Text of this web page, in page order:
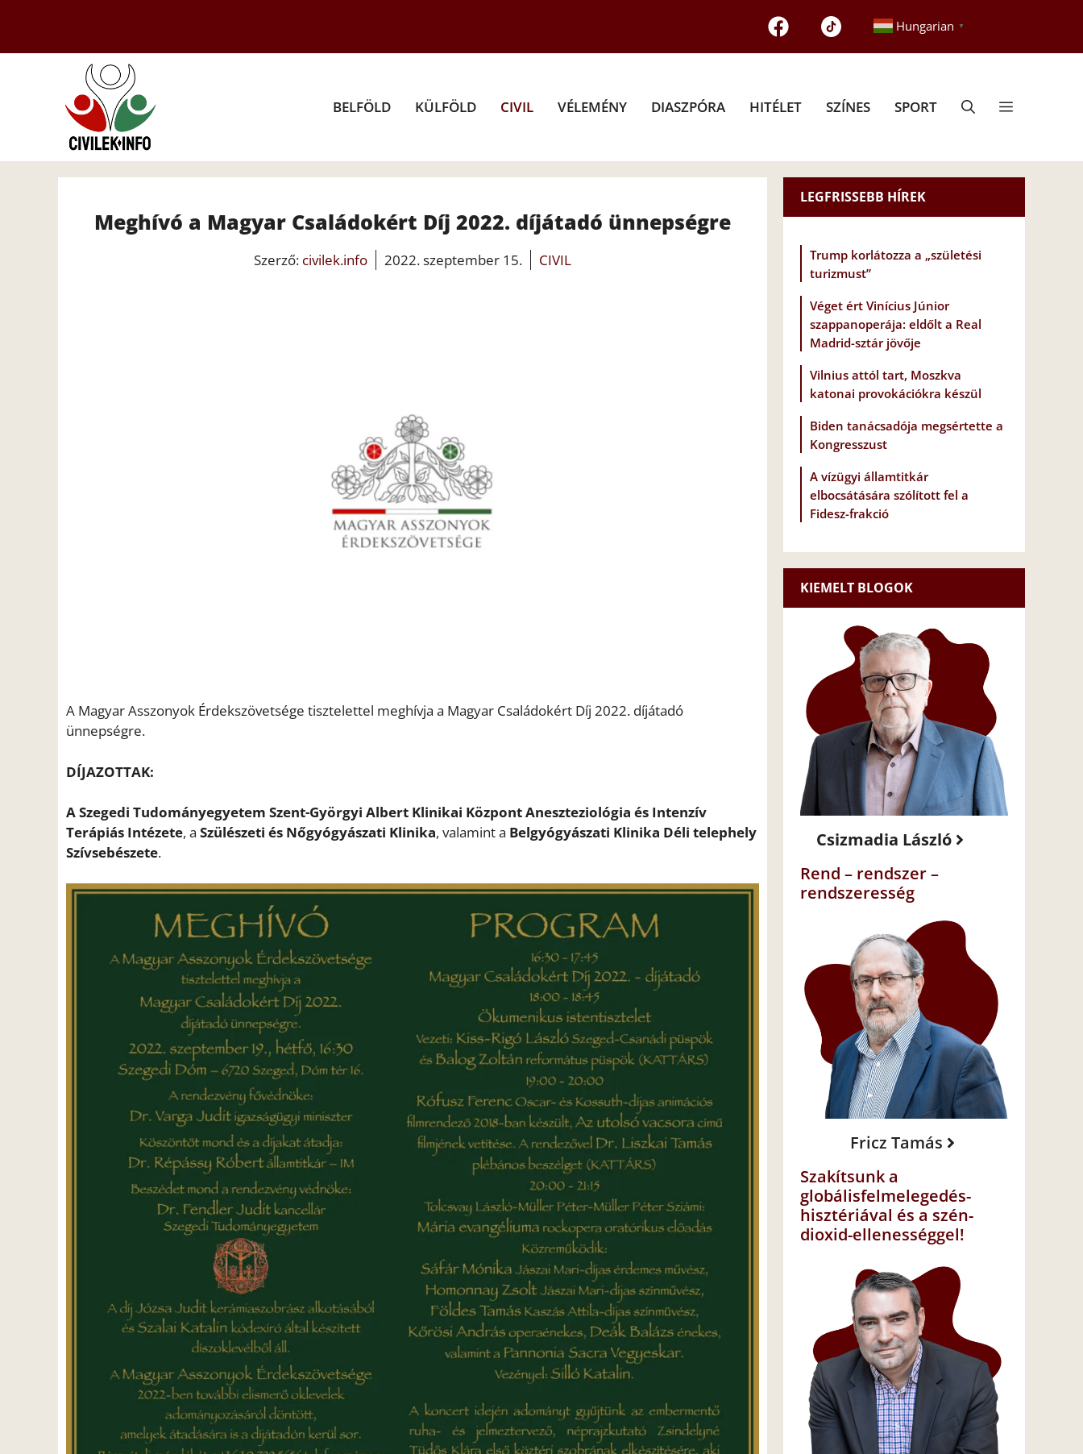
tartalomba
Hungarian ▼
BELFÖLD KÜLFÖLD CIVIL VÉLEMÉNY DIASZPÓRA HITÉLET SZÍNES SPORT
Meghívó a Magyar Családokért Díj 2022. díjátadó ünnepségre
Szerző: civilek.info 2022. szeptember 15. CIVIL
A Magyar Asszonyok Érdekszövetsége tisztelettel meghívja a Magyar Családokért Díj 2022. díjátadó
ünnepségre.
DÍJAZOTTAK:
A Szegedi Tudományegyetem Szent-Györgyi Albert Klinikai Központ Aneszteziológia és Intenzív
Terápiás Intézete, a Szülészeti és Nőgyógyászati Klinika, valamint a Belgyógyászati Klinika Déli telephely
Szívsebészete.
LEGFRISSEBB HÍREK
Trump korlátozza a „születési
turizmust”
Véget ért Vinícius Júnior
szappanoperája: eldőlt a Real
Madrid-sztár jövője
Vilnius attól tart, Moszkva
katonai provokációkra készül
Biden tanácsadója megsértette a
Kongresszust
A vízügyi államtitkár
elbocsátására szólított fel a
Fidesz-frakció
KIEMELT BLOGOK
Csizmadia László
Rend – rendszer –
rendszeresség
Fricz Tamás
Szakítsunk a
globálisfelmelegedés-
hisztériával és a szén-
dioxid-ellenességgel!